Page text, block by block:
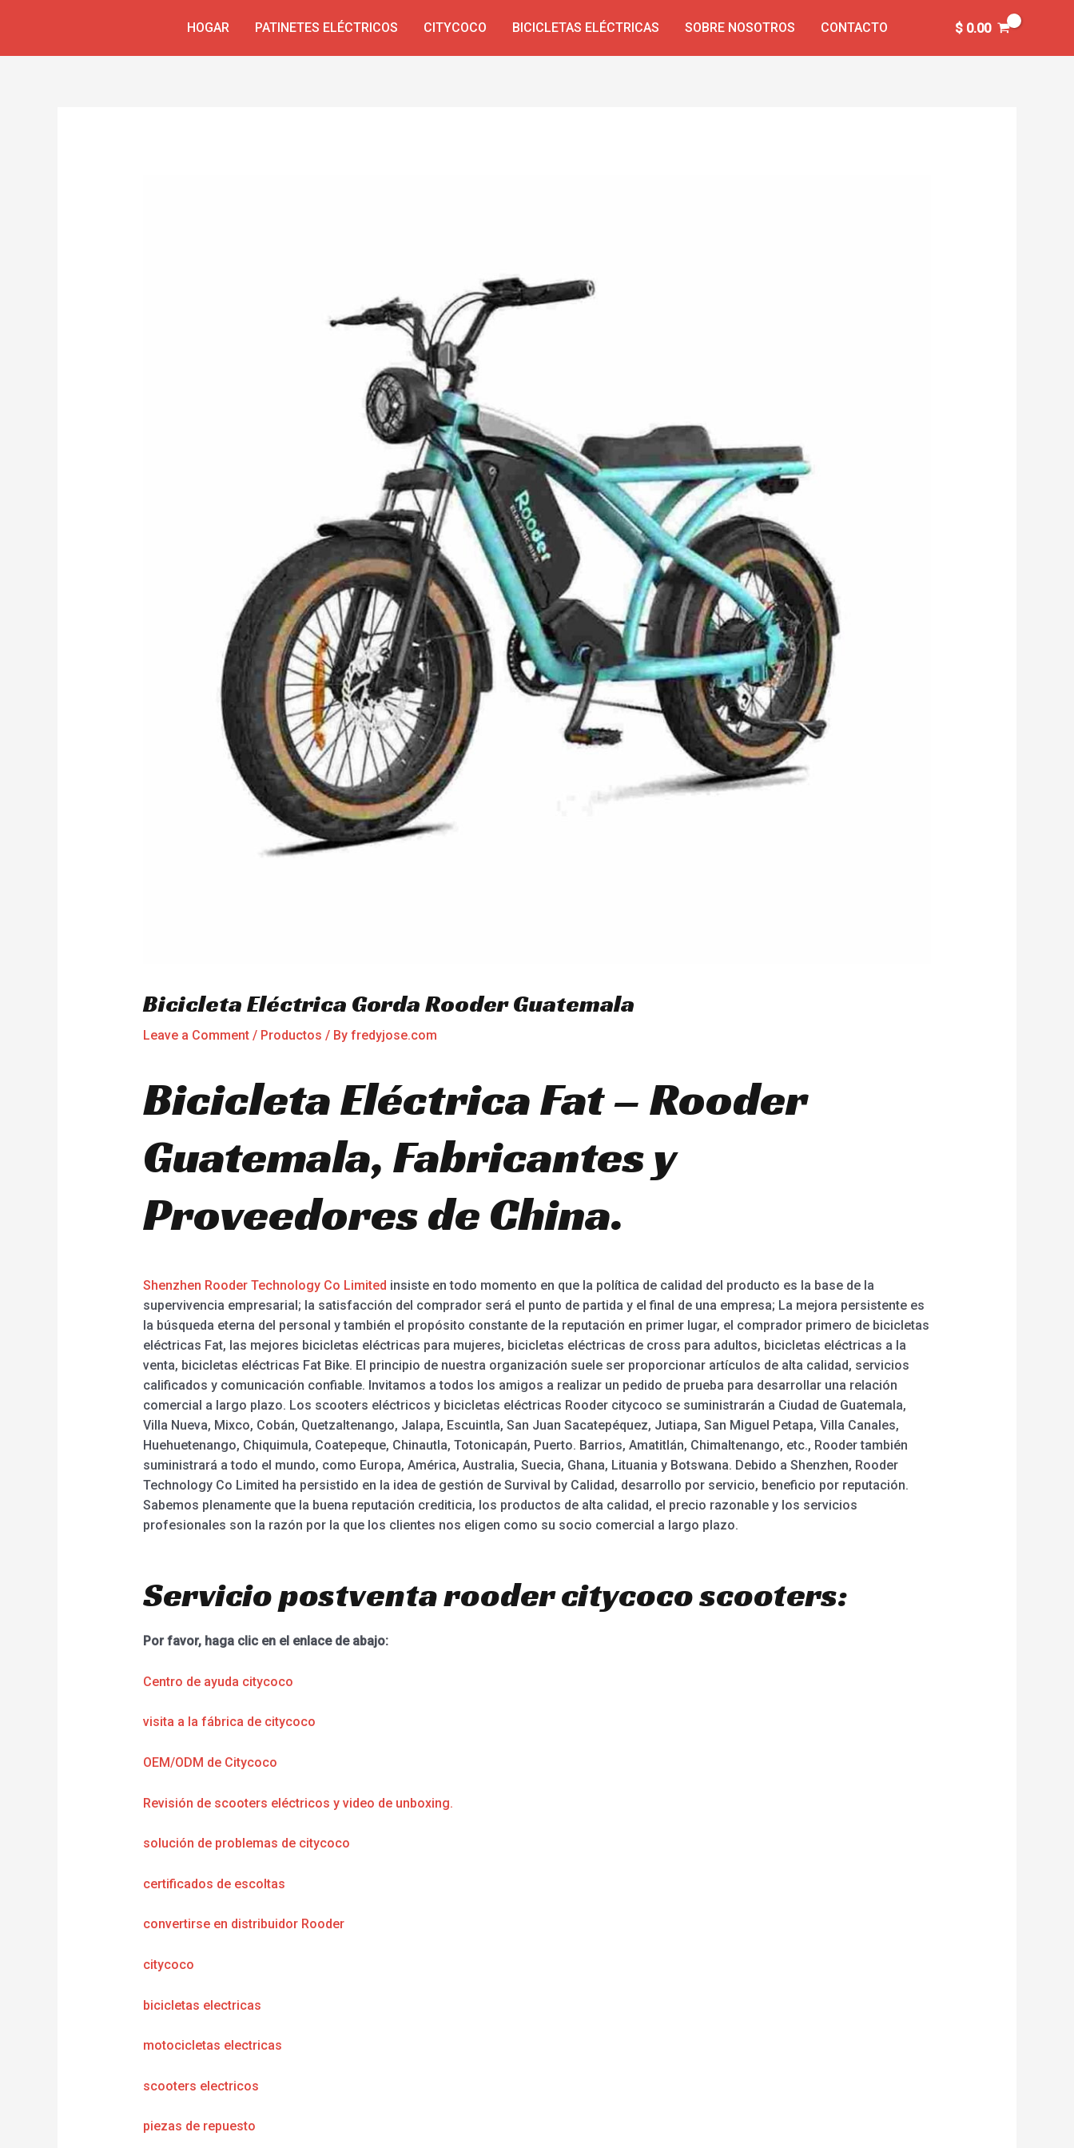
HOGAR PATINETES ELÉCTRICOS CITYCOCO BICICLETAS ELÉCTRICAS SOBRE NOSOTROS CONTACTO $0.00
Bicicleta Eléctrica Gorda Rooder Guatemala
Leave a Comment / Productos / By fredyjose.com
Bicicleta Eléctrica Fat – Rooder
Guatemala, Fabricantes y
Proveedores de China.
Shenzhen Rooder Technology Co Limited insiste en todo momento en que la política de calidad del producto es la base de la
supervivencia empresarial; la satisfacción del comprador será el punto de partida y el final de una empresa; La mejora persistente es
la búsqueda eterna del personal y también el propósito constante de la reputación en primer lugar, el comprador primero de bicicletas
eléctricas Fat, las mejores bicicletas eléctricas para mujeres, bicicletas eléctricas de cross para adultos, bicicletas eléctricas a la
venta, bicicletas eléctricas Fat Bike. El principio de nuestra organización suele ser proporcionar artículos de alta calidad, servicios
calificados y comunicación confiable. Invitamos a todos los amigos a realizar un pedido de prueba para desarrollar una relación
comercial a largo plazo. Los scooters eléctricos y bicicletas eléctricas Rooder citycoco se suministrarán a Ciudad de Guatemala,
Villa Nueva, Mixco, Cobán, Quetzaltenango, Jalapa, Escuintla, San Juan Sacatepéquez, Jutiapa, San Miguel Petapa, Villa Canales,
Huehuetenango, Chiquimula, Coatepeque, Chinautla, Totonicapán, Puerto. Barrios, Amatitlán, Chimaltenango, etc., Rooder también
suministrará a todo el mundo, como Europa, América, Australia, Suecia, Ghana, Lituania y Botswana. Debido a Shenzhen, Rooder
Technology Co Limited ha persistido en la idea de gestión de Survival by Calidad, desarrollo por servicio, beneficio por reputación.
Sabemos plenamente que la buena reputación crediticia, los productos de alta calidad, el precio razonable y los servicios
profesionales son la razón por la que los clientes nos eligen como su socio comercial a largo plazo.
Servicio postventa rooder citycoco scooters:
Por favor, haga clic en el enlace de abajo:
Centro de ayuda citycoco
visita a la fábrica de citycoco
OEM/ODM de Citycoco
Revisión de scooters eléctricos y video de unboxing.
solución de problemas de citycoco
certificados de escoltas
convertirse en distribuidor Rooder
citycoco
bicicletas electricas
motocicletas electricas
scooters electricos
piezas de repuesto